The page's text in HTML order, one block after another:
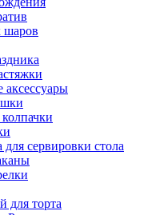
шаров
аксессуары
сервировки стола
для торта